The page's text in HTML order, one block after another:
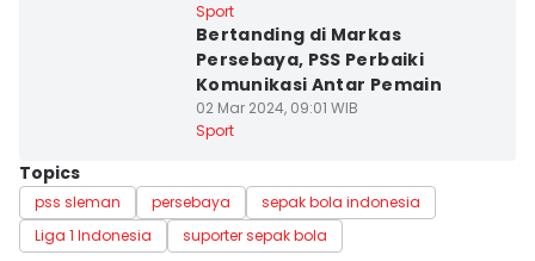
Sport
Bertanding di Markas
Persebaya, PSS Perbaiki
Komunikasi Antar Pemain
02 Mar 2024, 09:01 WIB
Sport
Topics
pss sleman persebaya
sepak bola indonesia
Liga 1 Indonesia
suporter sepak bola